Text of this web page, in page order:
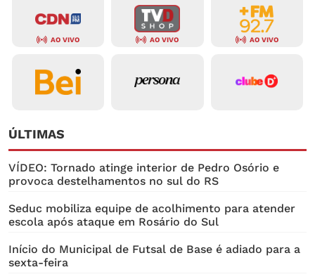
AO VIVO AO VIVO AO VIVO
ÚLTIMAS
VÍDEO: Tornado atinge interior de Pedro Osório e
provoca destelhamentos no sul do RS
Seduc mobiliza equipe de acolhimento para atender
escola após ataque em Rosário do Sul
Início do Municipal de Futsal de Base é adiado para a
sexta-feira